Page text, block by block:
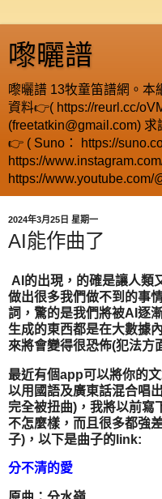
嚟曬譜
嚟曬譜 13牧童笛譜網。本
資料👉( https://reurl.cc/
(freetatkin@gmail.com)
👉 ( Suno： https://
https://
https://www.youtube.com/
2024年3月25日 星期一
AI能作曲了
AI的出現，的確是讓人類
做出很多我們做不到的事
詞，驚的是我們將被AI逐
生成的東西都是在大數據
來將會變得很恐佈(犯法方
最近有個app可以將你的
以用國語及廣東話混合唱
完全被扭曲)，我將以前寫
不怎麼樣，而且很多都強
子)，以下是曲子的link:
分不清的愛